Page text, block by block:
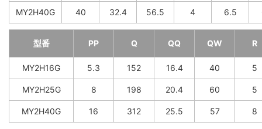
MY2H40G 40 32.4 56.5 4 6.5
型番 PP Q QQ QW R
MY2H16G 5.3 152 16.4 40 5
MY2H25G 8 198 20.4 60 5
MY2H40G 16 312 25.5 57 8